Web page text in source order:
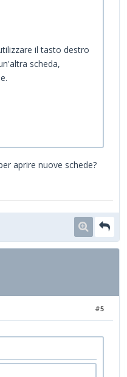
il tasto destro
scheda,
aprire nuove schede?
#5